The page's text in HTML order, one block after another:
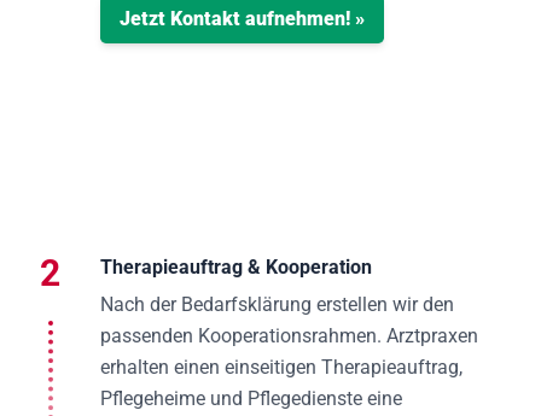
Jetzt Kontakt aufnehmen! »
2
Therapieauftrag & Kooperation
Nach der Bedarfsklärung erstellen wir den
passenden Kooperationsrahmen. Arztpraxen
erhalten einen einseitigen Therapieauftrag,
Pflegeheime und Pflegedienste eine